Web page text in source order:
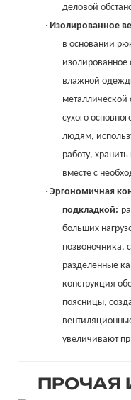
деловой
· Изолированное
в основании
изолированное
влажной
металлической
сухого
людям,
работу,
вместе с
· Эргономичная
подкладкой:
больших
позвоночника,
разделенные
конструкция
поясницы,
увеличивают
ПРОЧАЯ